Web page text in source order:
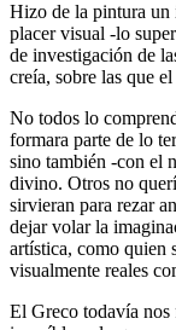
Hizo de la pintura un
placer visual -lo
de investigación de
creía, sobre las que
No todos lo
formara parte de lo
sino también -con el
divino. Otros no
sirvieran para rezar
dejar volar la
artística, como quien
visualmente reales
El Greco todavía nos